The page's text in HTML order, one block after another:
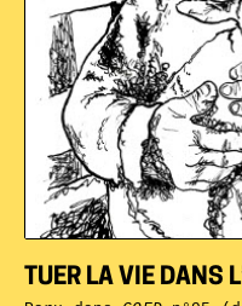
TUER LA VIE DANS